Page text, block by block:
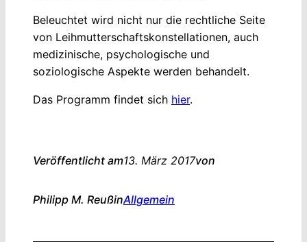
Beleuchtet wird nicht nur die rechtliche Seite
von Leihmutterschaftskonstellationen, auch
medizinische, psychologische und
soziologische Aspekte werden behandelt.
Das Programm findet sich hier.
Veröffentlicht am13. März 2017von
Philipp M. ReußinAllgemein